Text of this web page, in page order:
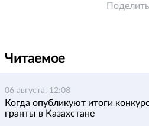
Читаемое
06 августа, 12:08
Когда опубликуют итоги
гранты в Казахстане